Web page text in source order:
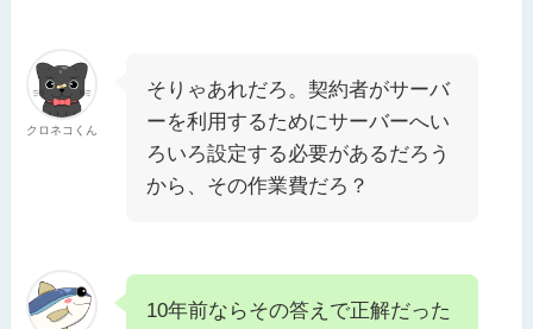
クロネコくん
そりゃあれだろ。契約者がサーバ
ーを利用するためにサーバーへい
ろいろ設定する必要があるだろう
から、その作業費だろ？
10年前ならその答えで正解だった